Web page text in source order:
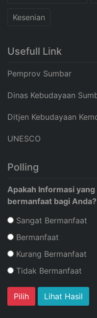
Kesenian
Usefull Link
Pemprov Sumbar
Dinas Kebudayaan
Ditjen Kebudayaan
UNESCO
Polling
Apakah Informasi
bermanfaat bagi Anda?
Sangat Bermanfaat
Bermanfaat
Kurang Bermanfaat
Tidak Bermanfaat
Lihat Hasil